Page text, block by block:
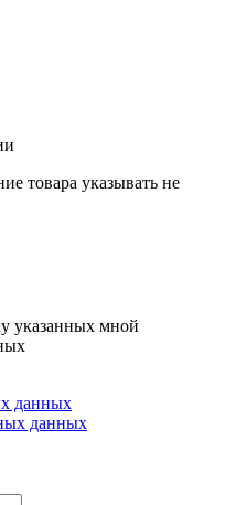
товара указывать не
указанных мной
данных
данных